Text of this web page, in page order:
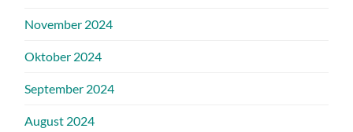
November 2024
Oktober 2024
September 2024
August 2024